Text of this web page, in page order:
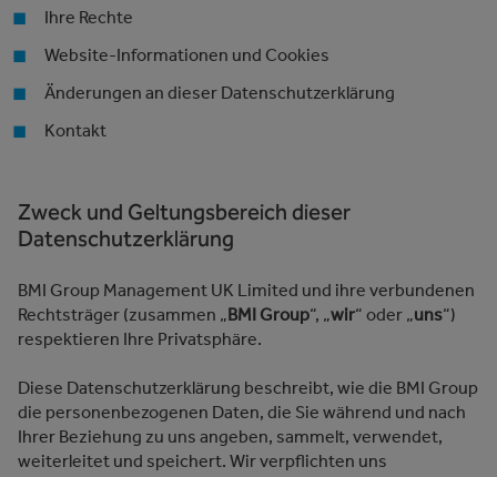
Ihre Rechte
Website-Informationen und Cookies
Änderungen an dieser Datenschutzerklärung
Kontakt
Zweck und Geltungsbereich dieser
Datenschutzerklärung
BMI Group Management UK Limited und ihre verbundenen
Rechtsträger (zusammen „BMI Group“, „wir“ oder „uns“)
respektieren Ihre Privatsphäre.
Diese Datenschutzerklärung beschreibt, wie die BMI Group
die personenbezogenen Daten, die Sie während und nach
Ihrer Beziehung zu uns angeben, sammelt, verwendet,
weiterleitet und speichert. Wir verpflichten uns